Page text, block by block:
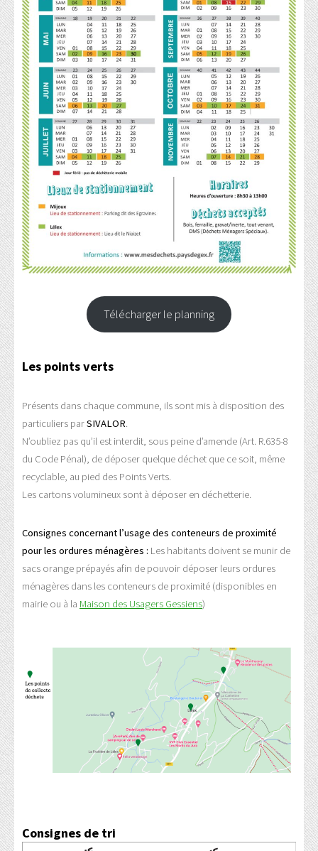
Télécharger le planning
Les points verts
Présents dans chaque commune, ils sont mis à disposition des
particuliers parSIVALOR.
N’oubliez pas qu’il est interdit, sous peine d’amende (Art. R.635-8
du Code Pénal), de déposer quelque déchet que ce soit, même
recyclable, au pied des Points Verts.
Les cartons volumineux sont à déposer en déchetterie.
Consignes concernant l’usage des conteneurs de proximité
pour les ordures ménagères : Les habitants doivent se munir de
sacs orange prépayés afin de pouvoir déposer leurs ordures
ménagères dans les conteneurs de proximité (disponibles en
mairie ou à la Maison des Usagers Gessiens)
Consignes de tri